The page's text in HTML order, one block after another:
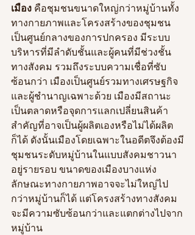
เมือง คือชุมชนขนาดใหญ่กว่าหมู่บ้านทั้ง
ทางกายภาพและโครงสร้างของชุมชน
เป็นศูนย์กลางของการปกครอง มีระบบ
บริหารที่มีลำดับชั้นและผู้คนที่มีช่วงชั้น
ทางสังคม รวมถึงระบบความเชื่อที่ซับ
ซ้อนกว่า เมืองเป็นศูนย์รวมทางเศรษฐกิจ
และผู้ชำนาญเฉพาะด้วย เมืองมีสถานะ
เป็นตลาดหรือจุดการแลกเปลี่ยนสินค้า
สำคัญที่อาจเป็นผู้ผลิตเองหรือไม่ได้ผลิต
ก็ได้ ดังนั้นเมืองโดยเฉพาะในอดีตจึงต้องมี
ชุมชนระดับหมู่บ้านในแบบสังคมชาวนา
อยู่รายรอบ ขนาดของเมืองบางแห่ง
ลักษณะทางกายภาพอาจจะไม่ใหญ่ไป
กว่าหมู่บ้านก็ได้ แต่โครงสร้างทางสังคม
จะมีความซับซ้อนกว่าและแตกต่างไปจาก
หมู่บ้าน